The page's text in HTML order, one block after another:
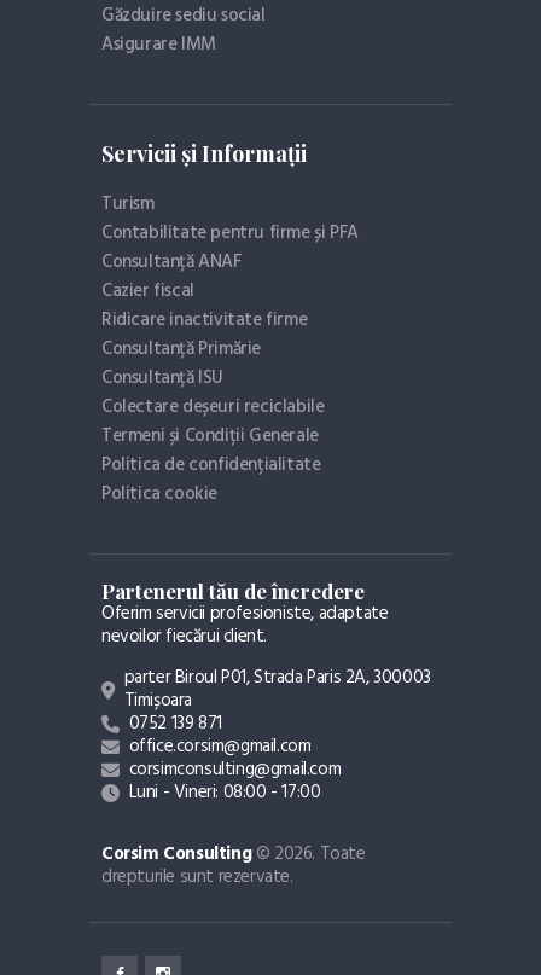
Găzduire sediu social
Asigurare IMM
Servicii și Informații
Turism
Contabilitate pentru firme și PFA
Consultanță ANAF
Cazier fiscal
Ridicare inactivitate firme
Consultanță Primărie
Consultanță ISU
Colectare deșeuri reciclabile
Termeni și Condiții Generale
Politica de confidențialitate
Politica cookie
Partenerul tău de încredere
Oferim servicii profesioniste, adaptate
nevoilor fiecărui client.
parter Biroul P01, Strada Paris 2A, 300003
Timișoara
0752 139 871
office.corsim@gmail.com
corsimconsulting@gmail.com
Luni - Vineri: 08:00 - 17:00
Corsim Consulting© 2026. Toate
drepturile sunt rezervate.